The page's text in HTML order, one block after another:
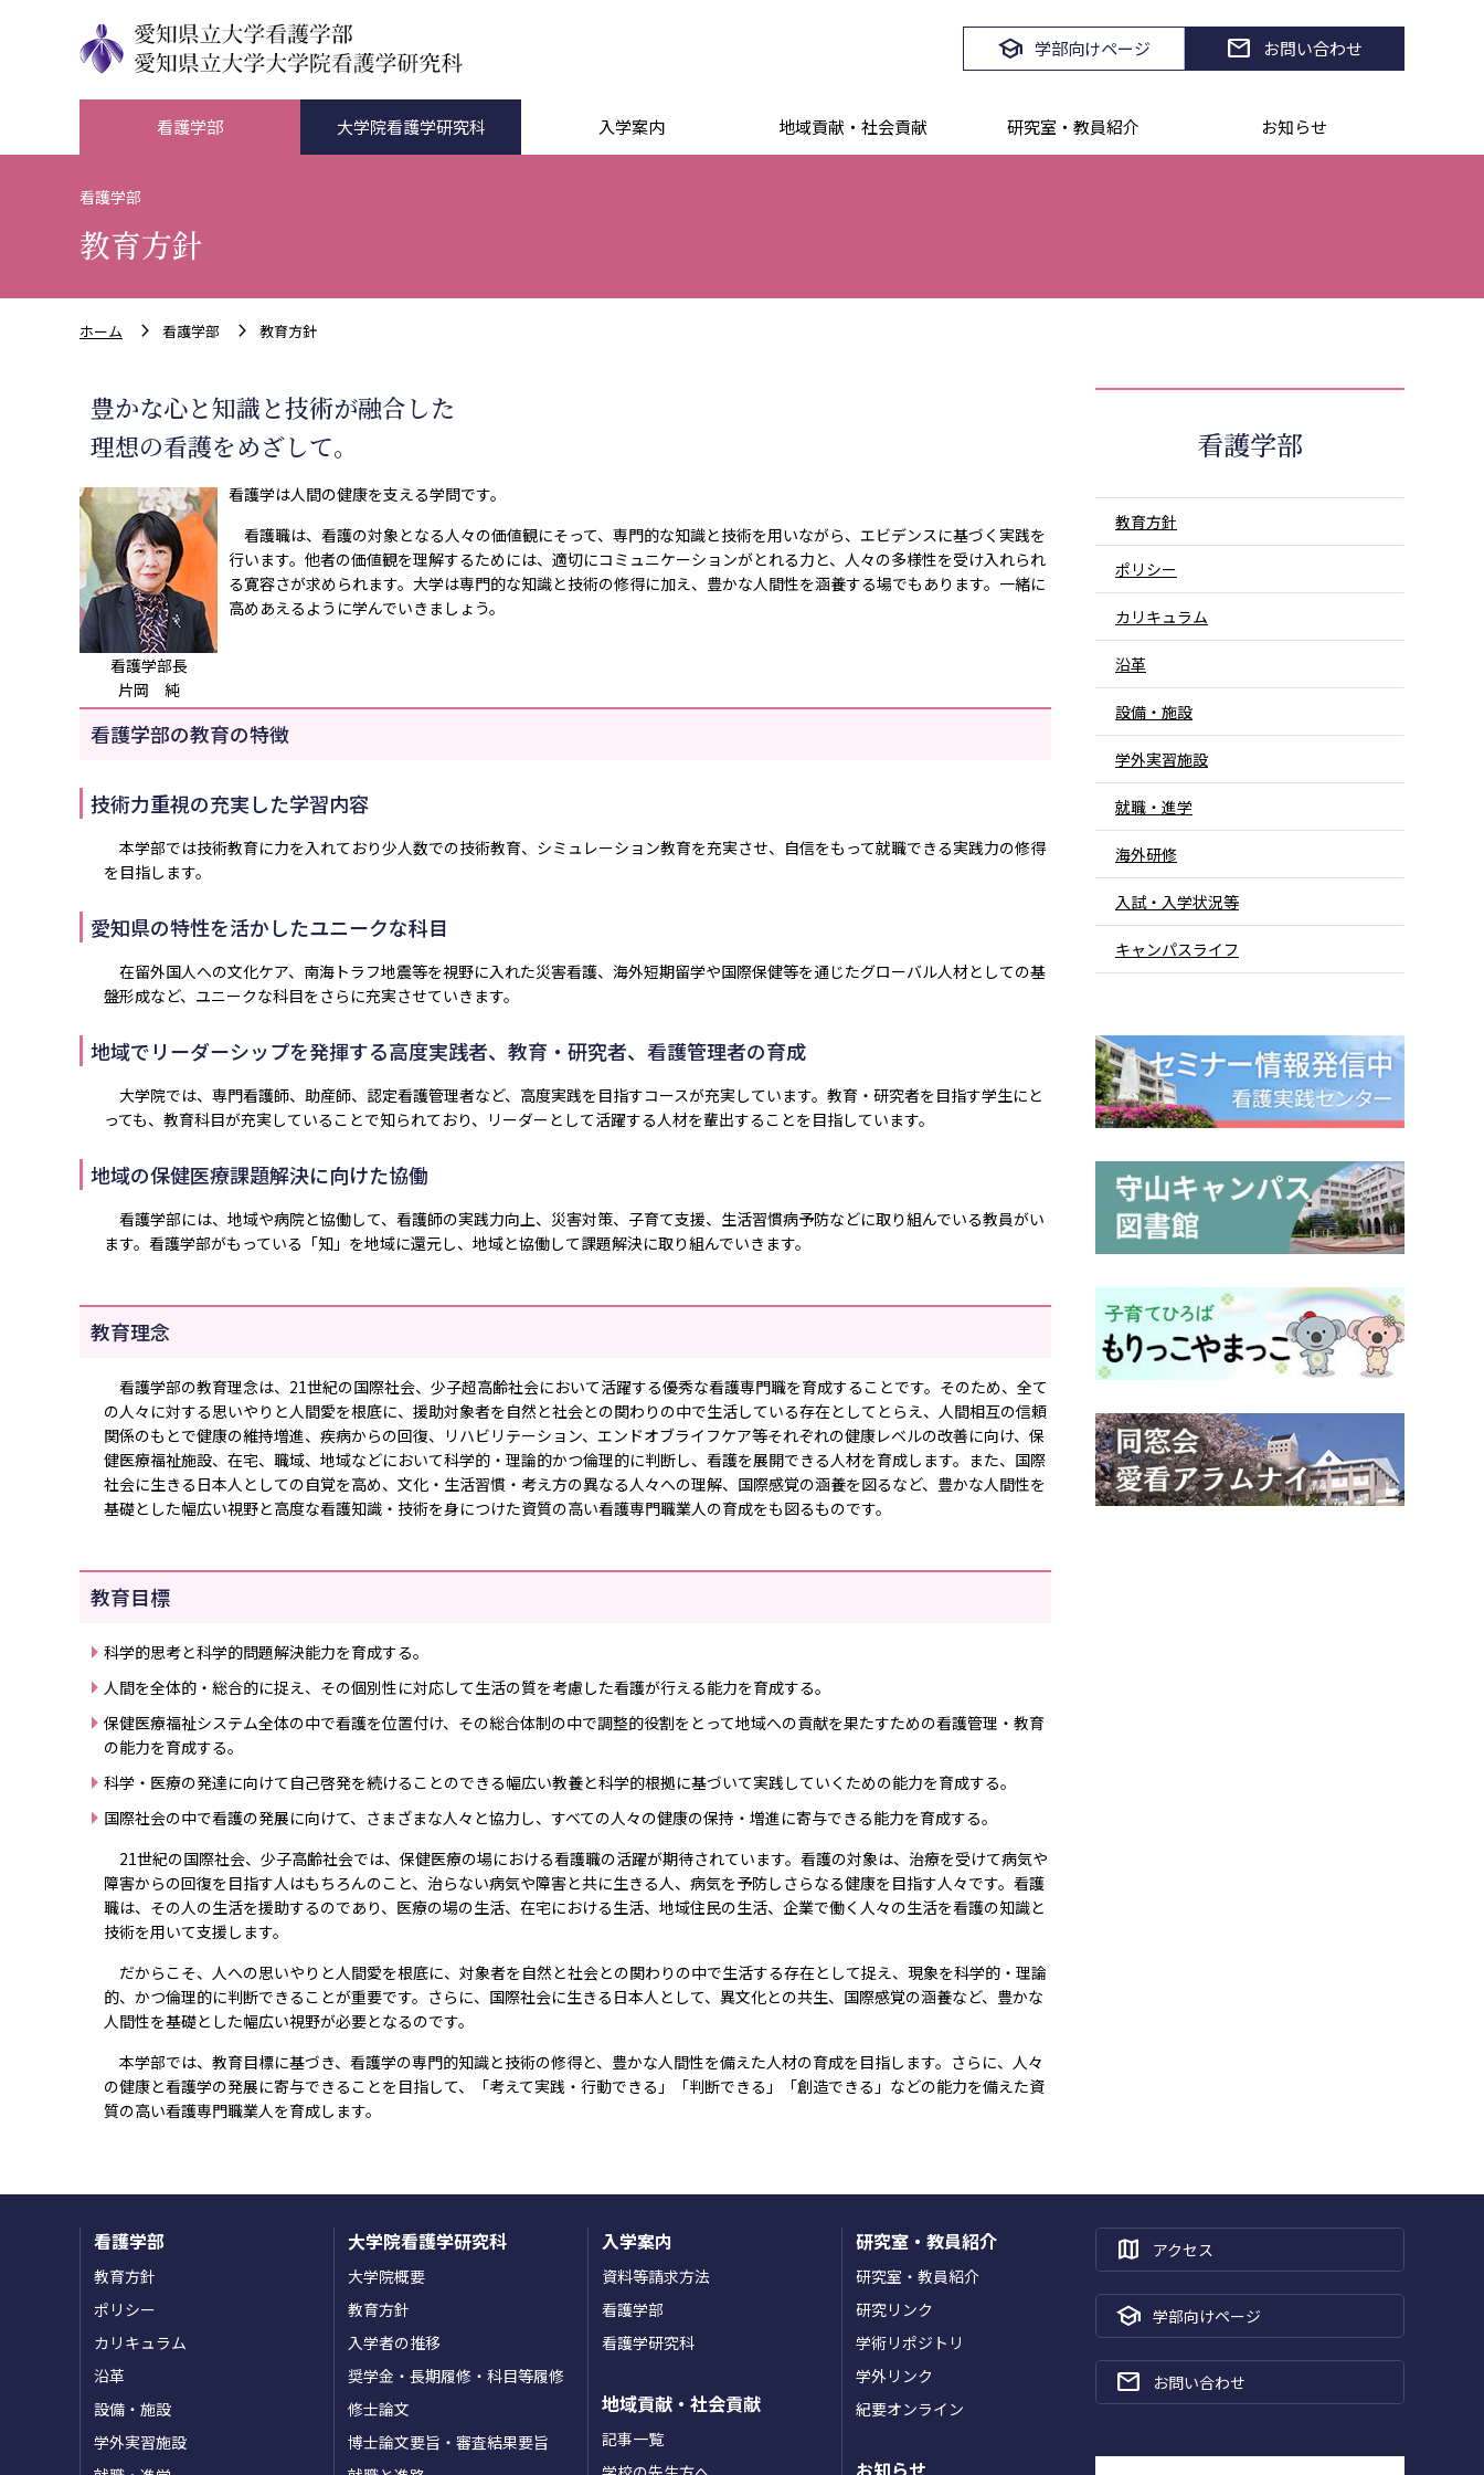
看護学部 大学院看護学研究科 入学案内 地域貢献・社会貢献 研究室・教員紹介 お知らせ
school 学部向けページ mail お問い合わせ
看護学部
教育方針
ホーム 看護学部 教育方針
豊かな心と知識と技術が融合した
理想の看護をめざして。
看護学部長
片岡 純
看護学は人間の健康を支える学問です。
看護職は、看護の対象となる人々の価値観にそって、専門的な知識と技術を用いながら、エビデンスに基づく実践を
行います。他者の価値観を理解するためには、適切にコミュニケーションがとれる力と、人々の多様性を受け入れられ
る寛容さが求められます。大学は専門的な知識と技術の修得に加え、豊かな人間性を涵養する場でもあります。一緒に
高めあえるように学んでいきましょう。
看護学部の教育の特徴
技術力重視の充実した学習内容
本学部では技術教育に力を入れており少人数での技術教育、シミュレーション教育を充実させ、自信をもって就職できる実践力の修得
を目指します。
愛知県の特性を活かしたユニークな科目
在留外国人への文化ケア、南海トラフ地震等を視野に入れた災害看護、海外短期留学や国際保健等を通じたグローバル人材としての基
盤形成など、ユニークな科目をさらに充実させていきます。
地域でリーダーシップを発揮する高度実践者、教育・研究者、看護管理者の育成
大学院では、専門看護師、助産師、認定看護管理者など、高度実践を目指すコースが充実しています。教育・研究者を目指す学生にと
っても、教育科目が充実していることで知られており、リーダーとして活躍する人材を輩出することを目指しています。
地域の保健医療課題解決に向けた協働
看護学部には、地域や病院と協働して、看護師の実践力向上、災害対策、子育て支援、生活習慣病予防などに取り組んでいる教員がい
ます。看護学部がもっている「知」を地域に還元し、地域と協働して課題解決に取り組んでいきます。
教育理念
看護学部の教育理念は、21世紀の国際社会、少子超高齢社会において活躍する優秀な看護専門職を育成することです。そのため、全て
の人々に対する思いやりと人間愛を根底に、援助対象者を自然と社会との関わりの中で生活している存在としてとらえ、人間相互の信頼
関係のもとで健康の維持増進、疾病からの回復、リハビリテーション、エンドオブライフケア等それぞれの健康レベルの改善に向け、保
健医療福祉施設、在宅、職域、地域などにおいて科学的・理論的かつ倫理的に判断し、看護を展開できる人材を育成します。また、国際
社会に生きる日本人としての自覚を高め、文化・生活習慣・考え方の異なる人々への理解、国際感覚の涵養を図るなど、豊かな人間性を
基礎とした幅広い視野と高度な看護知識・技術を身につけた資質の高い看護専門職業人の育成をも図るものです。
教育目標
科学的思考と科学的問題解決能力を育成する。
人間を全体的・総合的に捉え、その個別性に対応して生活の質を考慮した看護が行える能力を育成する。
保健医療福祉システム全体の中で看護を位置付け、その総合体制の中で調整的役割をとって地域への貢献を果たすための看護管理・教育
の能力を育成する。
科学・医療の発達に向けて自己啓発を続けることのできる幅広い教養と科学的根拠に基づいて実践していくための能力を育成する。
国際社会の中で看護の発展に向けて、さまざまな人々と協力し、すべての人々の健康の保持・増進に寄与できる能力を育成する。
21世紀の国際社会、少子高齢社会では、保健医療の場における看護職の活躍が期待されています。看護の対象は、治療を受けて病気や
障害からの回復を目指す人はもちろんのこと、治らない病気や障害と共に生きる人、病気を予防しさらなる健康を目指す人々です。看護
職は、その人の生活を援助するのであり、医療の場の生活、在宅における生活、地域住民の生活、企業で働く人々の生活を看護の知識と
技術を用いて支援します。
だからこそ、人への思いやりと人間愛を根底に、対象者を自然と社会との関わりの中で生活する存在として捉え、現象を科学的・理論
的、かつ倫理的に判断できることが重要です。さらに、国際社会に生きる日本人として、異文化との共生、国際感覚の涵養など、豊かな
人間性を基礎とした幅広い視野が必要となるのです。
本学部では、教育目標に基づき、看護学の専門的知識と技術の修得と、豊かな人間性を備えた人材の育成を目指します。さらに、人々
の健康と看護学の発展に寄与できることを目指して、「考えて実践・行動できる」「判断できる」「創造できる」などの能力を備えた資
質の高い看護専門職業人を育成します。
看護学部
教育方針
ポリシー
カリキュラム
沿革
設備・施設
学外実習施設
就職・進学
海外研修
入試・入学状況等
キャンパスライフ
看護学部
教育方針
ポリシー
カリキュラム
沿革
設備・施設
学外実習施設
大学院看護学研究科
大学院概要
教育方針
入学者の推移
奨学金・長期履修・科目等履修
修士論文
博士論文要旨・審査結果要旨
入学案内
資料等請求方法
看護学部
看護学研究科
地域貢献・社会貢献
記事一覧
研究室・教員紹介
研究室・教員紹介
研究リンク
学術リポジトリ
学外リンク
紀要オンライン
お知らせ
map アクセス
school 学部向けページ
mail お問い合わせ